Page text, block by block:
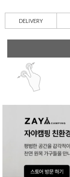
DELIVERY